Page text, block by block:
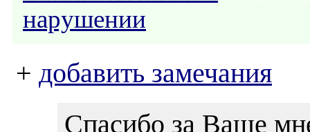
нарушении
+ добавить замечания
Спасибо за Ваше